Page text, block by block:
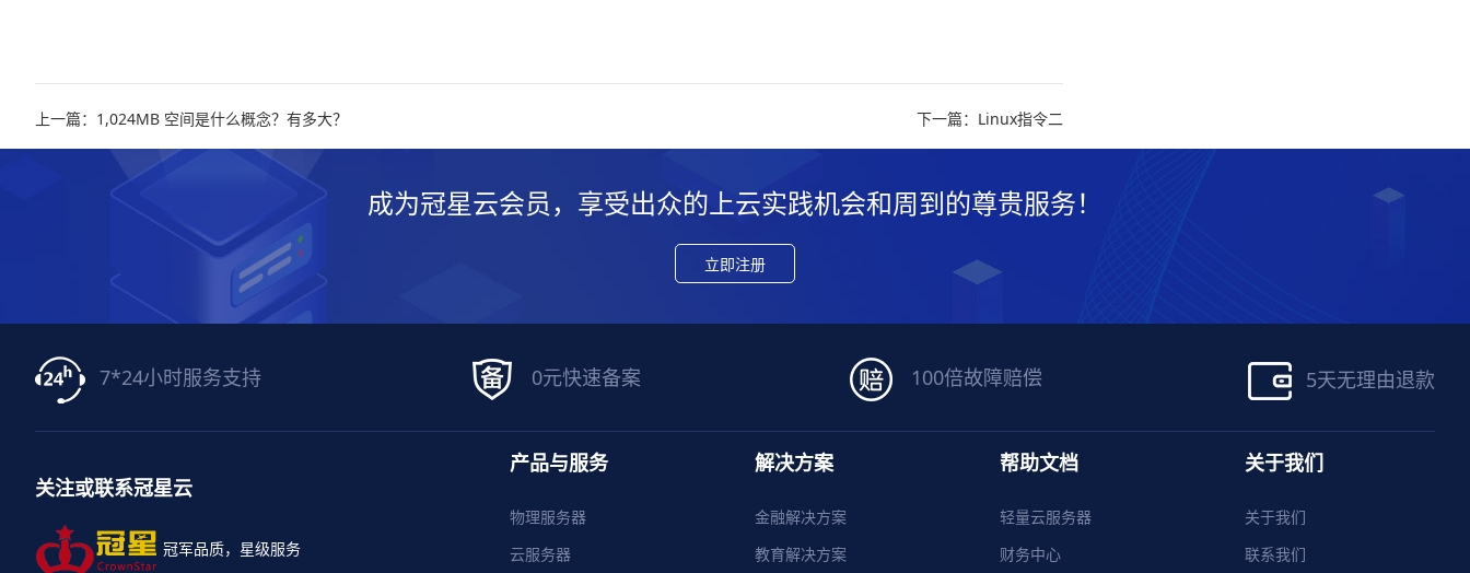
上一篇：1,024MB 空间是什么概念？有多大？ 下一篇：Linux指令二
成为冠星云会员，享受出众的上云实践机会和周到的尊贵服务！
立即注册
7*24小时服务支持 0元快速备案 100倍故障赔偿 5天无理由退款
关注或联系冠星云
冠军品质，星级服务
产品与服务
物理服务器
云服务器
解决方案
金融解决方案
教育解决方案
帮助文档
轻量云服务器
财务中心
关于我们
关于我们
联系我们